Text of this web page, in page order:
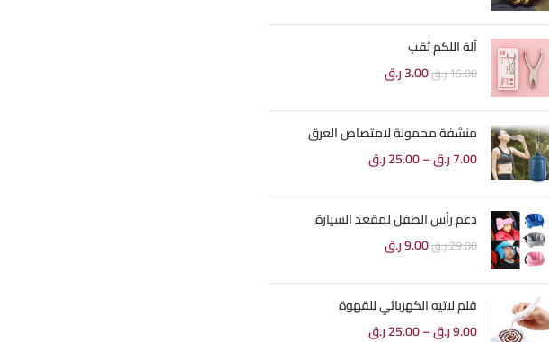
آلة اللكم ثقب
15.00ر.ق3.00ر.ق
منشفة محمولة لامتصاص العرق
7.00ر.ق–
25.00ر.ق
دعم رأس الطفل لمقعد السيارة
29.00ر.ق9.00ر.ق
قلم لاتيه الكهربائي للقهوة
9.00ر.ق–
25.00ر.ق